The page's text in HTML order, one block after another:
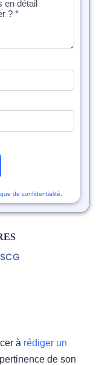
de confidentialité
à rédiger un
de son